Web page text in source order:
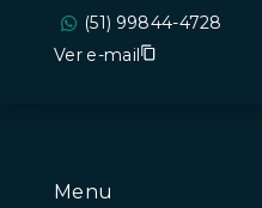
Menu
(51) 99844-4728
Ver e-mail